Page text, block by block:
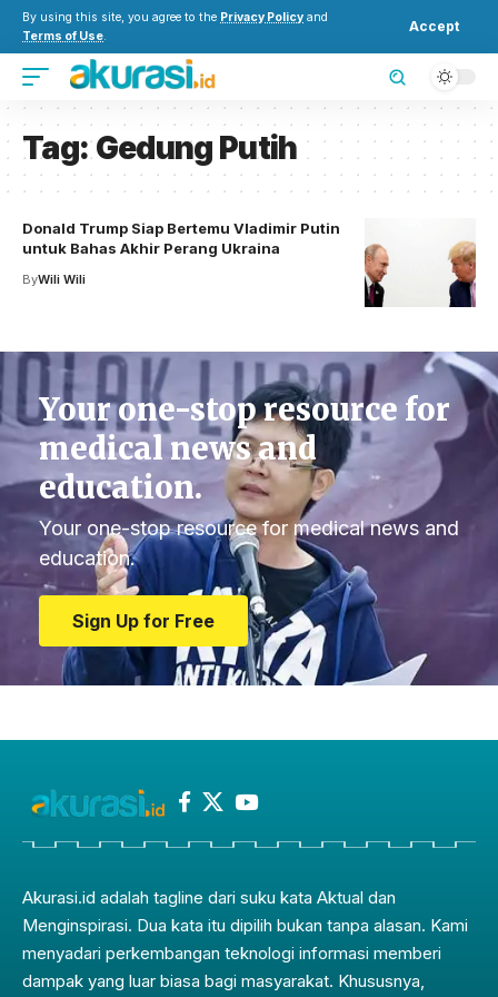
By using this site, you agree to the Privacy Policy and
Terms of Use.
Accept
Tag:Gedung Putih
Donald Trump Siap Bertemu Vladimir Putin
untuk Bahas Akhir Perang Ukraina
ByWili Wili
Your one-stop resource for
medical news and
education.
Your one-stop resource for medical news and
education.
Sign Up for Free
Akurasi.id adalah tagline dari suku kata Aktual dan
Menginspirasi. Dua kata itu dipilih bukan tanpa alasan. Kami
menyadari perkembangan teknologi informasi memberi
dampak yang luar biasa bagi masyarakat. Khususnya,